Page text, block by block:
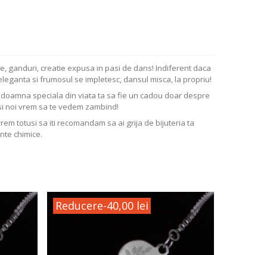
ganduri, creatie expusa in pasi de dans! Indiferent daca
si frumosul se impletesc, dansul misca, la propriu!
speciala din viata ta sa fie un cadou doar despre
noi vrem sa te vedem zambind!
totusi sa iti recomandam sa ai grija de bijuteria ta
chimice.
Reducere-40,00 lei